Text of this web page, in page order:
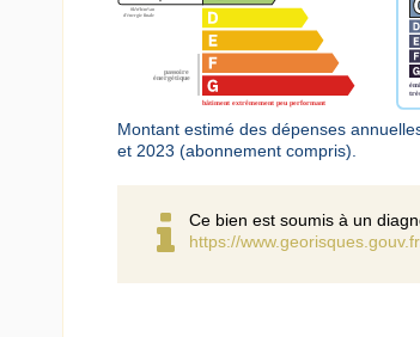
Montant estimé des dépenses
et 2023 (abonnement compris).
Ce bien est soumis à un
https://